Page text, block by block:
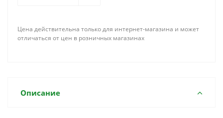
Цена действительна только для интернет-магазина и может
отличаться от цен в розничных магазинах
Описание